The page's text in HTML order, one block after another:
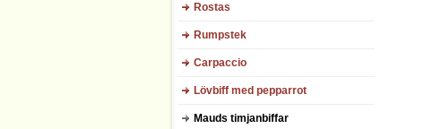
Rostas
Rumpstek
Carpaccio
Lövbiff med pepparrot
Mauds timjanbiffar